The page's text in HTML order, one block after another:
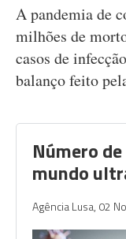
A pandemia de
milhões de
casos de
balanço feito
Número
mundo
Agência Lusa, 02